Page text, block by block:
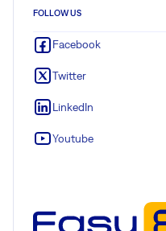
FOLLOW US
Facebook
Twitter
LinkedIn
Youtube